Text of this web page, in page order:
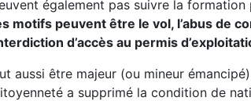
également pas suivre la
motifs peuvent être le vol, l’abus de
d’accès au permis
aussi être majeur (ou mineur
a supprimé la condition de